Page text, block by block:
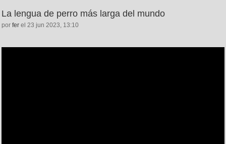
La lengua de perro más larga del mundo
por fer el 23 jun 2023, 13:10